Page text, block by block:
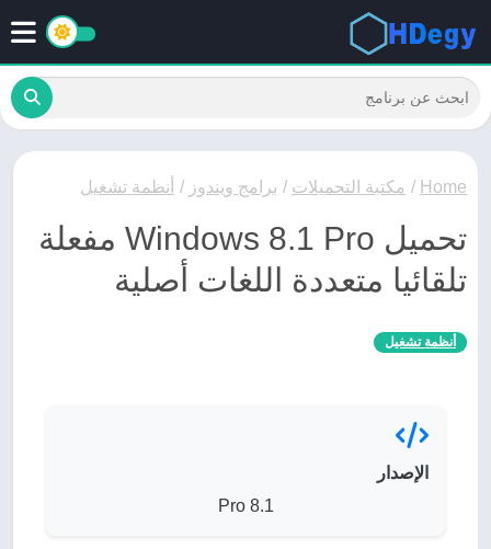
Home
/ مكتبة التحميلات / برامج ويندوز / أنظمة تشغيل
تحميل Windows 8.1 Pro مفعلة
تلقائيا متعددة اللغات أصلية
أنظمة تشغيل
الإصدار
8.1 Pro